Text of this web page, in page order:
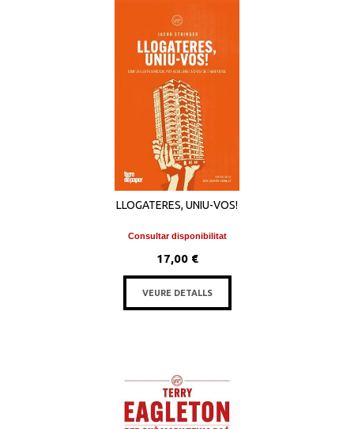
LLOGATERES, UNIU-VOS!
Consultar disponibilitat
17,00 €
VEURE DETALLS